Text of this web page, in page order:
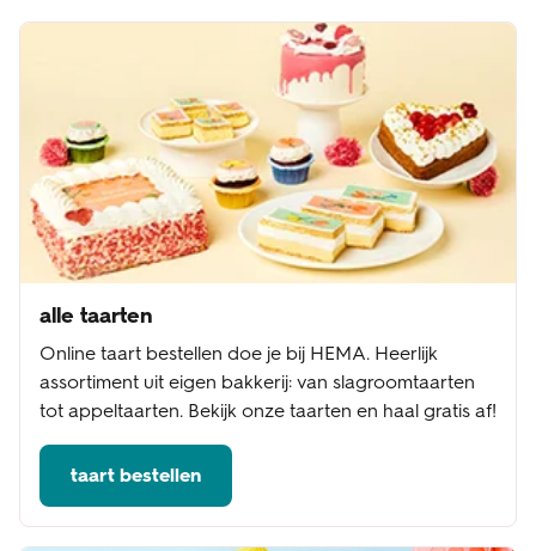
alle taarten
Online taart bestellen doe je bij HEMA. Heerlijk
assortiment uit eigen bakkerij: van slagroomtaarten
tot appeltaarten. Bekijk onze taarten en haal gratis af!
taart bestellen